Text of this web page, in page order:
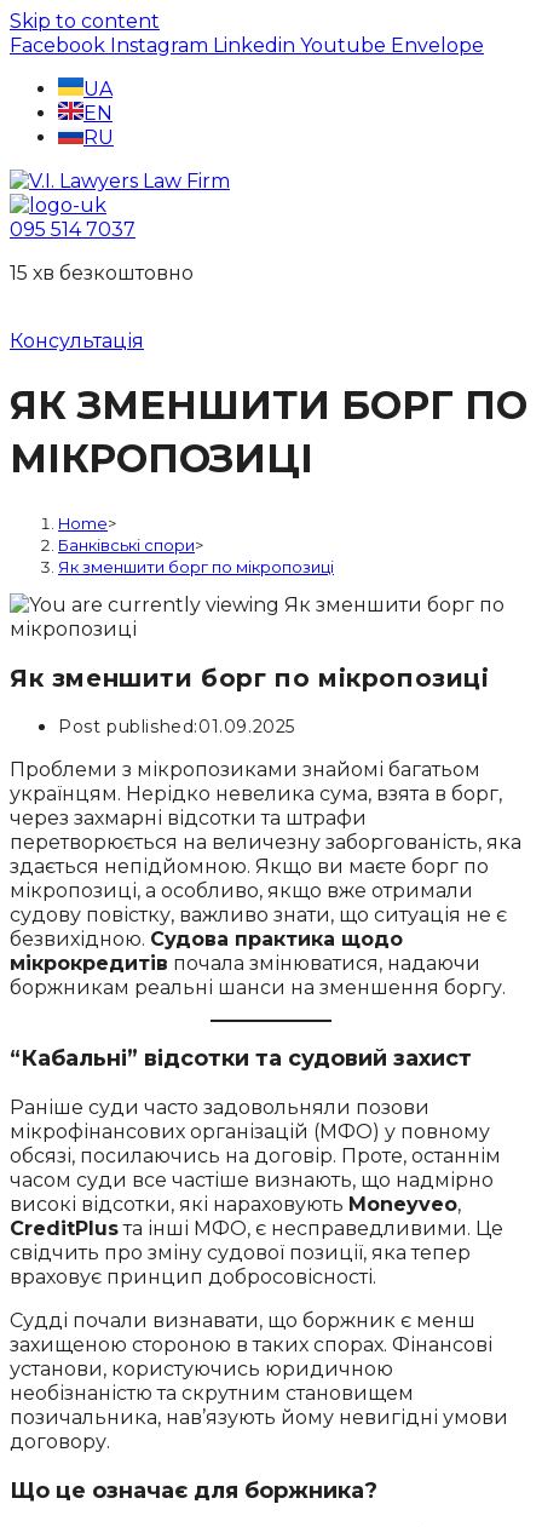
Skip to content
Facebook Instagram Linkedin Youtube Envelope
UA
EN
RU
095 514 7037
15 хв безкоштовно
Консультація
ЯК ЗМЕНШИТИ БОРГ ПО
МІКРОПОЗИЦІ
Home>
Банківські спори>
Як зменшити борг по мікропозиці
Як зменшити борг по мікропозиці
Post published:01.09.2025
Проблеми з мікропозиками знайомі багатьом
українцям. Нерідко невелика сума, взята в борг,
через захмарні відсотки та штрафи
перетворюється на величезну заборгованість, яка
здається непідйомною. Якщо ви маєте борг по
мікропозиці, а особливо, якщо вже отримали
судову повістку, важливо знати, що ситуація не є
безвихідною. Судова практика щодо
мікрокредитів почала змінюватися, надаючи
боржникам реальні шанси на зменшення боргу.
“Кабальні” відсотки та судовий захист
Раніше суди часто задовольняли позови
мікрофінансових організацій (МФО) у повному
обсязі, посилаючись на договір. Проте, останнім
часом суди все частіше визнають, що надмірно
високі відсотки, які нараховують Moneyveo,
CreditPlusта інші МФО, є несправедливими. Це
свідчить про зміну судової позиції, яка тепер
враховує принцип добросовісності.
Судді почали визнавати, що боржник є менш
захищеною стороною в таких спорах. Фінансові
установи, користуючись юридичною
необізнаністю та скрутним становищем
позичальника, нав’язують йому невигідні умови
договору.
Що це означає для боржника?